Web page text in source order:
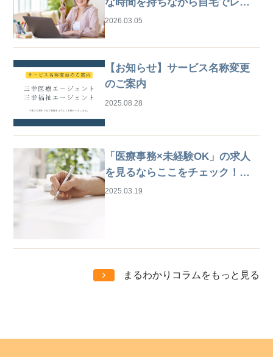
プト業務
2026.03.05
【お知らせ】サービス名称変更
のご案内
2025.08.28
「医療事務×未経験OK」の求人
を見るならここをチェック！は
じめての仕事探しガイド
2025.03.19
まるわかりコラムをもっと見る